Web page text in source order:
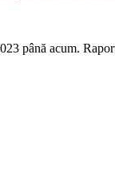
până acum.